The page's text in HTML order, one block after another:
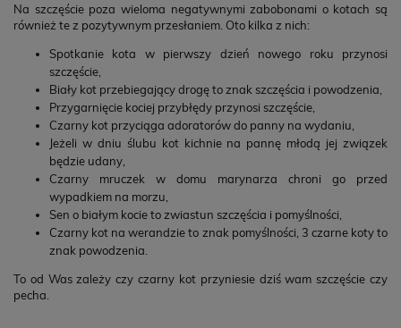
Na szczęście poza wieloma negatywnymi zabobonami o kotach są
również te z pozytywnym przesłaniem. Oto kilka z nich:
Spotkanie kota w pierwszy dzień nowego roku przynosi
szczęście,
Biały kot przebiegający drogę to znak szczęścia i powodzenia,
Przygarnięcie kociej przybłędy przynosi szczęście,
Czarny kot przyciąga adoratorów do panny na wydaniu,
Jeżeli w dniu ślubu kot kichnie na pannę młodą jej związek
będzie udany,
Czarny mruczek w domu marynarza chroni go przed
wypadkiem na morzu,
Sen o białym kocie to zwiastun szczęścia i pomyślności,
Czarny kot na werandzie to znak pomyślności, 3 czarne koty to
znak powodzenia.
To od Was zależy czy czarny kot przyniesie dziś wam szczęście czy
pecha.